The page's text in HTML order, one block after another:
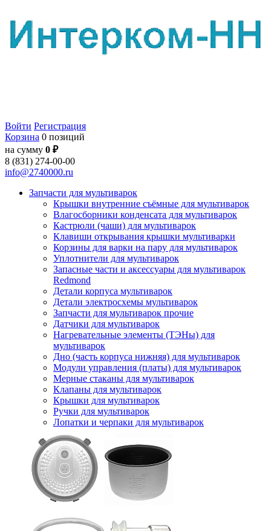
Войти Регистрация
Корзина 0 позиций
на сумму 0 ₽
8 (831) 274-00-00
info@2740000.ru
Запчасти для мультиварок
Крышки внутренние съёмные для мультиварок
Влагосборники конденсата для мультиварок
Кастрюли (чаши) для мультиварок
Клавиши открывания крышки мультиварки
Корзины для варки на пару для мультиварок
Уплотнители для мультиварок
Запасные части и аксессуары для мультиварок
Redmond
Детали корпуса мультиварок
Детали электросхемы мультиварок
Запчасти для мультиварок прочие
Датчики для мультиварок
Нагревательные элементы (ТЭНы) для
мультиварок
Дно (часть корпуса нижняя) для мультиварок
Модули управления (платы) для мультиварок
Мерные стаканы для мультиварок
Клапаны для мультиварок
Крышки для мультиварок
Ручки для мультиварок
Лопатки и черпаки для мультиварок